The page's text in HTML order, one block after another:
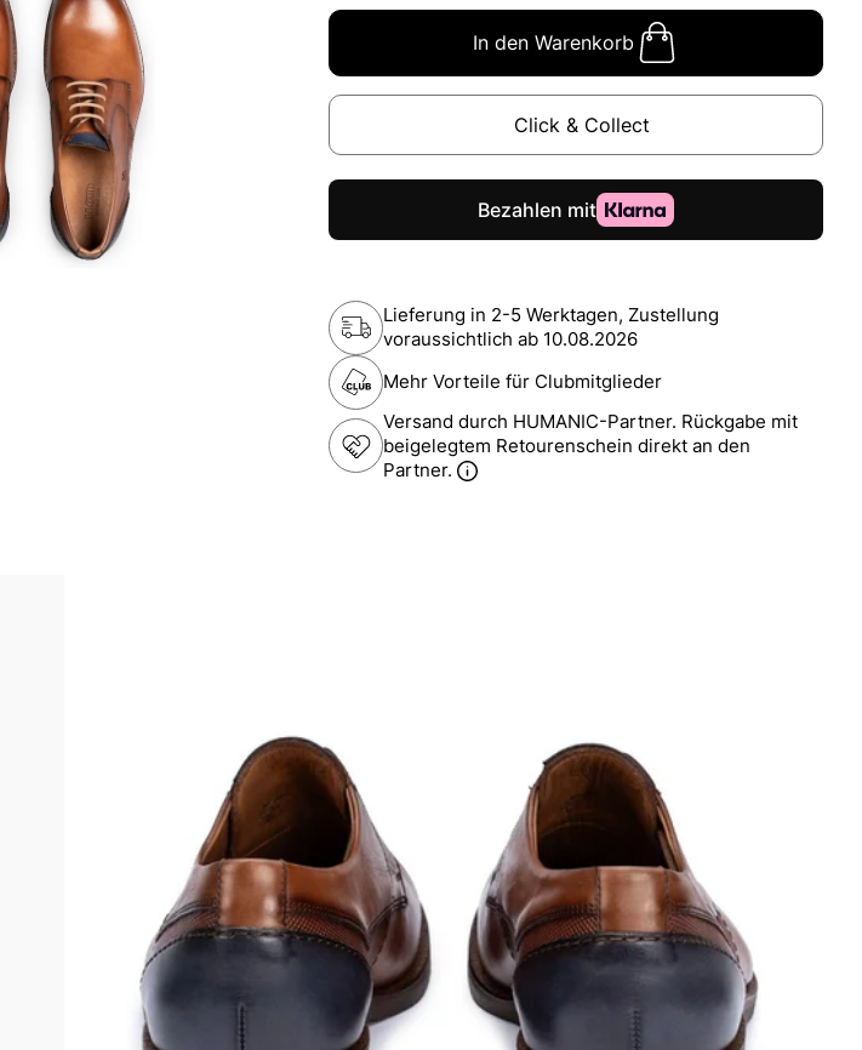
In den Warenkorb
Click & Collect
Lieferung in 2-5 Werktagen, Zustellung
voraussichtlich ab 10.08.2026
Mehr Vorteile für Clubmitglieder
Versand durch HUMANIC-Partner. Rückgabe mit
beigelegtem Retourenschein direkt an den
Partner.